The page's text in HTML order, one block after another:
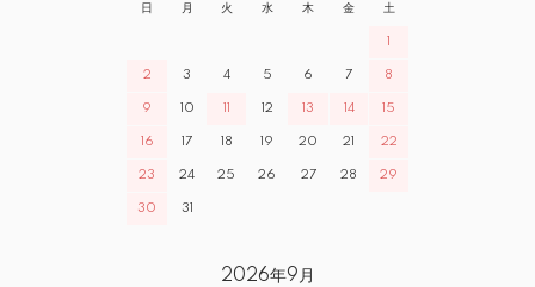
日 月 火 水 木 金 土
1
2 3 4 5 6 7 8
9 10 11 12 13 14 15
16 17 18 19 20 21 22
23 24 25 26 27 28 29
30 31
2026年9月